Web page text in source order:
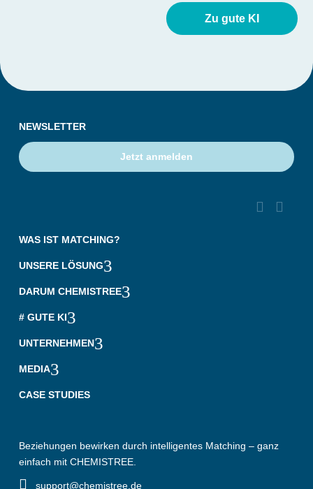
Zu gute KI
NEWSLETTER
Jetzt anmelden
 
WAS IST MATCHING?
UNSERE LÖSUNG3
DARUM CHEMISTREE3
# GUTE KI3
UNTERNEHMEN3
MEDIA3
CASE STUDIES
Beziehungen bewirken durch intelligentes Matching – ganz
einfach mit CHEMISTREE.
 ‎ ‎ ‎ support@chemistree.de